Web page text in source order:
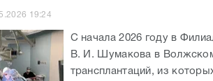
19:24
С начала 2026 году в
В. И. Шумакова в
трансплантаций, из